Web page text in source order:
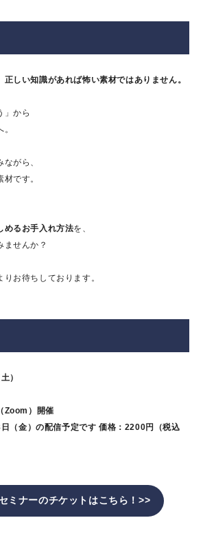
正しい知識があれば怖い素材ではありません。
」から
がら、
です。
めるお手入れ方法を、
ませんか？
お待ちしております。
）
Zoom）開催
（金）の配信予定です 価格：2200円（税込
ミナーのチケットはこちら！>>